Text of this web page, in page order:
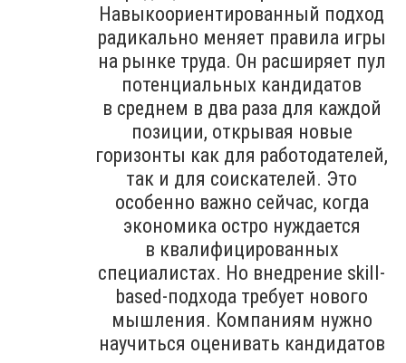
Навыкоориентированный подход
радикально меняет правила игры
на рынке труда. Он расширяет пул
потенциальных кандидатов
в среднем в два раза для каждой
позиции, открывая новые
горизонты как для работодателей,
так и для соискателей. Это
особенно важно сейчас, когда
экономика остро нуждается
в квалифицированных
специалистах. Но внедрение skill-
based-подхода требует нового
мышления. Компаниям нужно
научиться оценивать кандидатов